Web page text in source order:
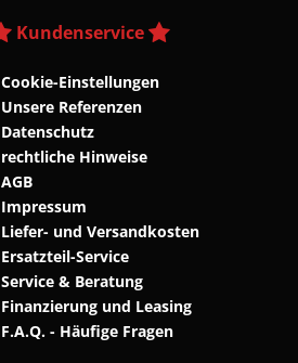
Kundenservice
Cookie-Einstellungen
Unsere Referenzen
Datenschutz
rechtliche Hinweise
AGB
Impressum
Liefer- und Versandkosten
Ersatzteil-Service
Service & Beratung
Finanzierung und Leasing
F.A.Q. - Häufige Fragen